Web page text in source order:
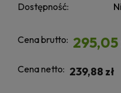
Dostępność:
Cena brutto: 295,05
Cena netto: 239,88 zł